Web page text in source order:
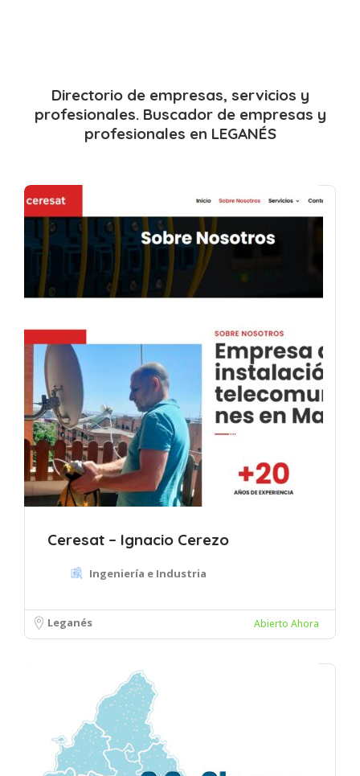
Directorio de empresas, servicios y
profesionales. Buscador de empresas y
profesionales en LEGANÉS
Ceresat – Ignacio Cerezo
Ingeniería e Industria
Leganés Abierto Ahora